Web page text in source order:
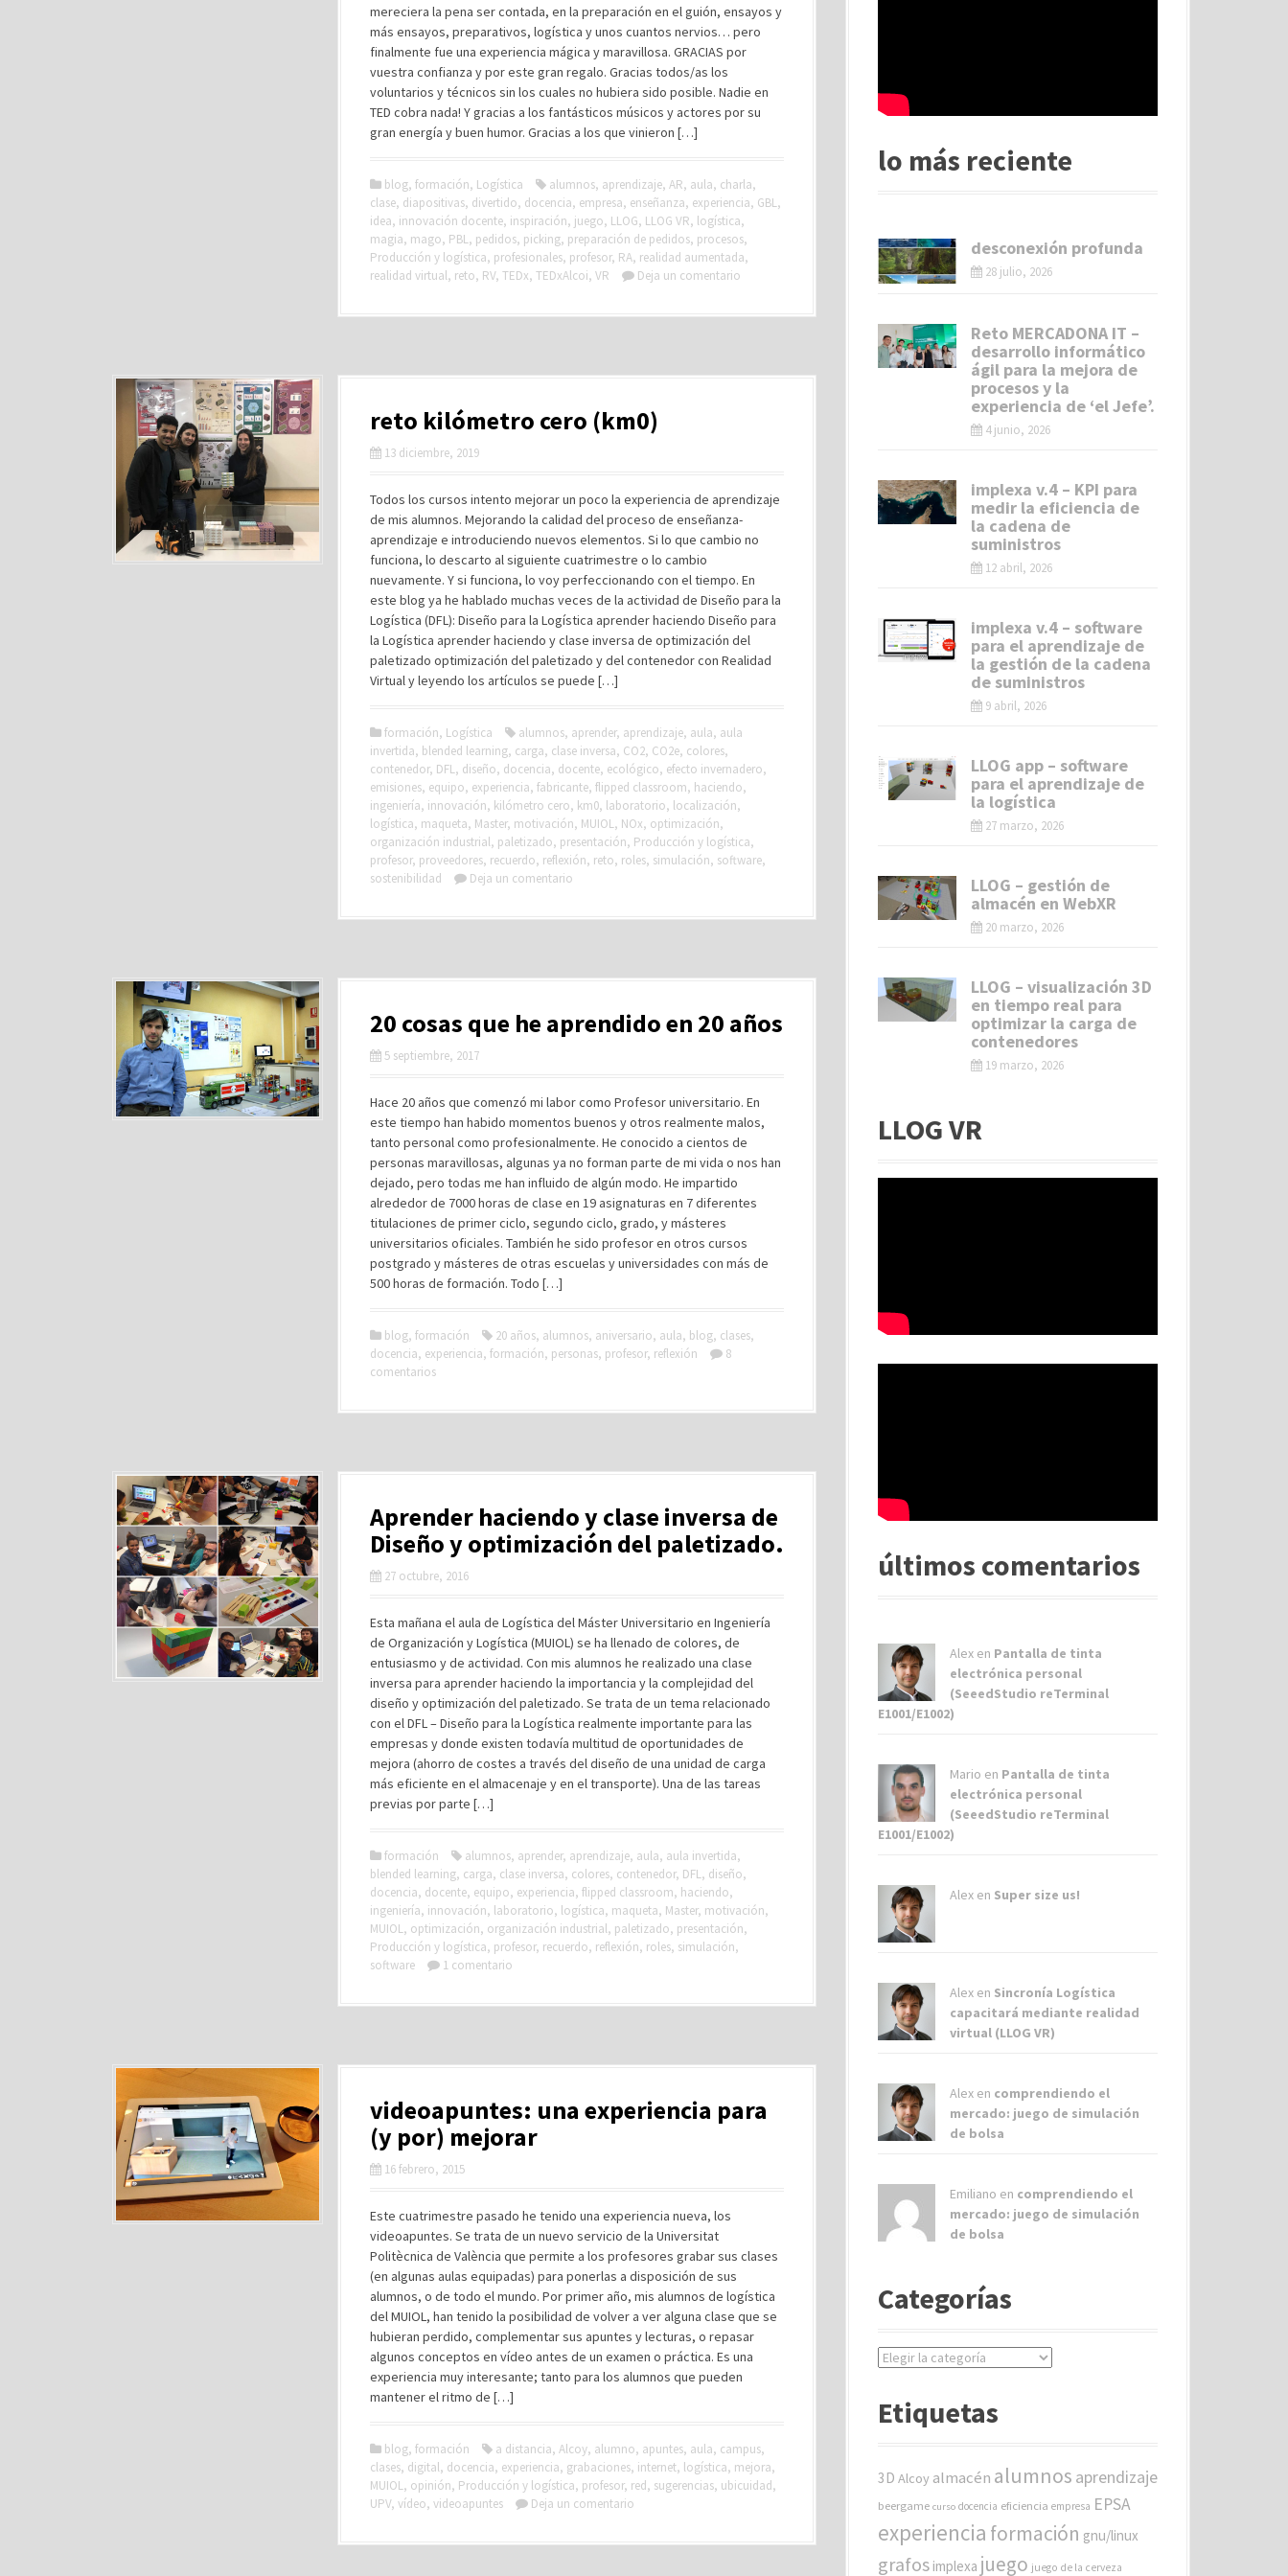
mereciera la pena ser contada, en la preparación en el guión, ensayos y
más ensayos, preparativos, logística y unos cuantos nervios… pero
finalmente fue una experiencia mágica y maravillosa. GRACIAS por
vuestra confianza y por este gran regalo. Gracias todos/as los
voluntarios y técnicos sin los cuales no hubiera sido posible. Nadie en
TED cobra nada! Y gracias a los fantásticos músicos y actores por su
gran energía y buen humor. Gracias a los que vinieron […]
blog, formación, Logística alumnos, aprendizaje, AR, aula, charla,
clase, diapositivas, divertido, docencia, empresa, enseñanza, experiencia, GBL,
idea, innovación docente, inspiración, juego, LLOG, LLOG VR, logística,
magia, mago, PBL, pedidos, picking, preparación de pedidos, procesos,
Producción y logística, profesionales, profesor, RA, realidad aumentada,
realidad virtual, reto, RV, TEDx, TEDxAlcoi, VR Deja un comentario
reto kilómetro cero (km0)
13 diciembre, 2019
Todos los cursos intento mejorar un poco la experiencia de aprendizaje
de mis alumnos. Mejorando la calidad del proceso de enseñanza-
aprendizaje e introduciendo nuevos elementos. Si lo que cambio no
funciona, lo descarto al siguiente cuatrimestre o lo cambio
nuevamente. Y si funciona, lo voy perfeccionando con el tiempo. En
este blog ya he hablado muchas veces de la actividad de Diseño para la
Logística (DFL): Diseño para la Logística aprender haciendo Diseño para
la Logística aprender haciendo y clase inversa de optimización del
paletizado optimización del paletizado y del contenedor con Realidad
Virtual y leyendo los artículos se puede […]
formación, Logística alumnos, aprender, aprendizaje, aula, aula
invertida, blended learning, carga, clase inversa, CO2, CO2e, colores,
contenedor, DFL, diseño, docencia, docente, ecológico, efecto invernadero,
emisiones, equipo, experiencia, fabricante, flipped classroom, haciendo,
ingeniería, innovación, kilómetro cero, km0, laboratorio, localización,
logística, maqueta, Master, motivación, MUIOL, NOx, optimización,
organización industrial, paletizado, presentación, Producción y logística,
profesor, proveedores, recuerdo, reflexión, reto, roles, simulación, software,
sostenibilidad
Deja un comentario
20 cosas que he aprendido en 20 años
5 septiembre, 2017
Hace 20 años que comenzó mi labor como Profesor universitario. En
este tiempo han habido momentos buenos y otros realmente malos,
tanto personal como profesionalmente. He conocido a cientos de
personas maravillosas, algunas ya no forman parte de mi vida o nos han
dejado, pero todas me han influido de algún modo. He impartido
alrededor de 7000 horas de clase en 19 asignaturas en 7 diferentes
titulaciones de primer ciclo, segundo ciclo, grado, y másteres
universitarios oficiales. También he sido profesor en otros cursos
postgrado y másteres de otras escuelas y universidades con más de
500 horas de formación. Todo […]
blog, formación 20 años, alumnos, aniversario, aula, blog, clases,
docencia, experiencia, formación, personas, profesor, reflexión
8
comentarios
Aprender haciendo y clase inversa de
Diseño y optimización del paletizado.
27 octubre, 2016
Esta mañana el aula de Logística del Máster Universitario en Ingeniería
de Organización y Logística (MUIOL) se ha llenado de colores, de
entusiasmo y de actividad. Con mis alumnos he realizado una clase
inversa para aprender haciendo la importancia y la complejidad del
diseño y optimización del paletizado. Se trata de un tema relacionado
con el DFL – Diseño para la Logística realmente importante para las
empresas y donde existen todavía multitud de oportunidades de
mejora (ahorro de costes a través del diseño de una unidad de carga
más eficiente en el almacenaje y en el transporte). Una de las tareas
previas por parte […]
formación alumnos, aprender, aprendizaje, aula, aula invertida,
blended learning, carga, clase inversa, colores, contenedor, DFL, diseño,
docencia, docente, equipo, experiencia, flipped classroom, haciendo,
ingeniería, innovación, laboratorio, logística, maqueta, Master, motivación,
MUIOL, optimización, organización industrial, paletizado, presentación,
Producción y logística, profesor, recuerdo, reflexión, roles, simulación,
software
1 comentario
videoapuntes: una experiencia para
(y por) mejorar
16 febrero, 2015
Este cuatrimestre pasado he tenido una experiencia nueva, los
videoapuntes. Se trata de un nuevo servicio de la Universitat
Politècnica de València que permite a los profesores grabar sus clases
(en algunas aulas equipadas) para ponerlas a disposición de sus
alumnos, o de todo el mundo. Por primer año, mis alumnos de logística
del MUIOL, han tenido la posibilidad de volver a ver alguna clase que se
hubieran perdido, complementar sus apuntes y lecturas, o repasar
algunos conceptos en vídeo antes de un examen o práctica. Es una
experiencia muy interesante; tanto para los alumnos que pueden
mantener el ritmo de […]
blog, formación a distancia, Alcoy, alumno, apuntes, aula, campus,
clases, digital, docencia, experiencia, grabaciones, internet, logística, mejora,
MUIOL, opinión, Producción y logística, profesor, red, sugerencias, ubicuidad,
UPV, vídeo, videoapuntes Deja un comentario
lo más reciente
desconexión profunda
28 julio, 2026
Reto MERCADONA IT –
desarrollo informático
ágil para la mejora de
procesos y la
experiencia de ‘el Jefe’.
4 junio, 2026
implexa v.4 – KPI para
medir la eficiencia de
la cadena de
suministros
12 abril, 2026
implexa v.4 – software
para el aprendizaje de
la gestión de la cadena
de suministros
9 abril, 2026
LLOG app – software
para el aprendizaje de
la logística
27 marzo, 2026
LLOG – gestión de
almacén en WebXR
20 marzo, 2026
LLOG – visualización 3D
en tiempo real para
optimizar la carga de
contenedores
19 marzo, 2026
LLOG VR
últimos comentarios
Alex en Pantalla de tinta
electrónica personal
(SeeedStudio reTerminal
E1001/E1002)
Mario en Pantalla de tinta
electrónica personal
(SeeedStudio reTerminal
E1001/E1002)
Alex en Super size us!
Alex en Sincronía Logística
capacitará mediante realidad
virtual (LLOG VR)
Alex en comprendiendo el
mercado: juego de simulación
de bolsa
Emiliano en comprendiendo el
mercado: juego de simulación
de bolsa
Categorías
C
e
r
s
Etiquetas
3D Alcoy almacén alumnos aprendizaje
beergame curso docencia eficiencia empresa EPSA
experiencia formación gnu/linux
grafos implexa juego juego de la cerveza